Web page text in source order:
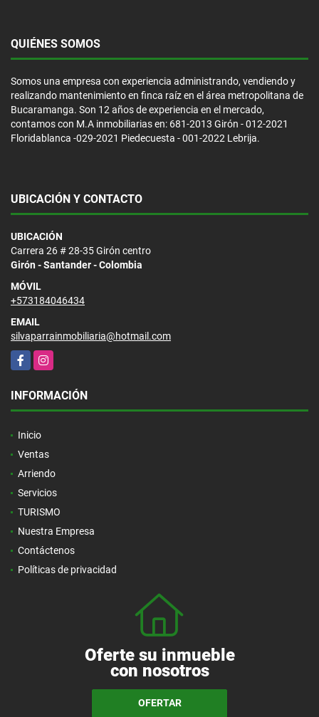
QUIÉNES SOMOS
Somos una empresa con experiencia administrando, vendiendo y
realizando mantenimiento en finca raíz en el área metropolitana de
Bucaramanga. Son 12 años de experiencia en el mercado,
contamos con M.A inmobiliarias en: 681-2013 Girón - 012-2021
Floridablanca -029-2021 Piedecuesta - 001-2022 Lebrija.
UBICACIÓN Y CONTACTO
UBICACIÓN
Carrera 26 # 28-35 Girón centro
Girón - Santander - Colombia
MÓVIL
+573184046434
EMAIL
silvaparrainmobiliaria@hotmail.com
FacebookInstagram
INFORMACIÓN
Inicio
Ventas
Arriendo
Servicios
TURISMO
Nuestra Empresa
Contáctenos
Políticas de privacidad
Oferte su inmueble
con nosotros
OFERTAR